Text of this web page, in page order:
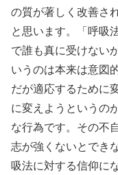
の質が著しく改善さ
と思います。「呼吸
で誰も真に受けない
いうのは本来は意図
だが適応するために
に変えようというの
な行為です。その不
志が強くないとでき
吸法に対する信仰に